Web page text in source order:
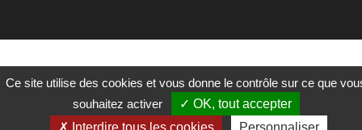
Ce site utilise des cookies et vous donne le contrôle sur ce que
souhaitez activer
OK, tout accepter
Interdire tous les cookies
Personnaliser